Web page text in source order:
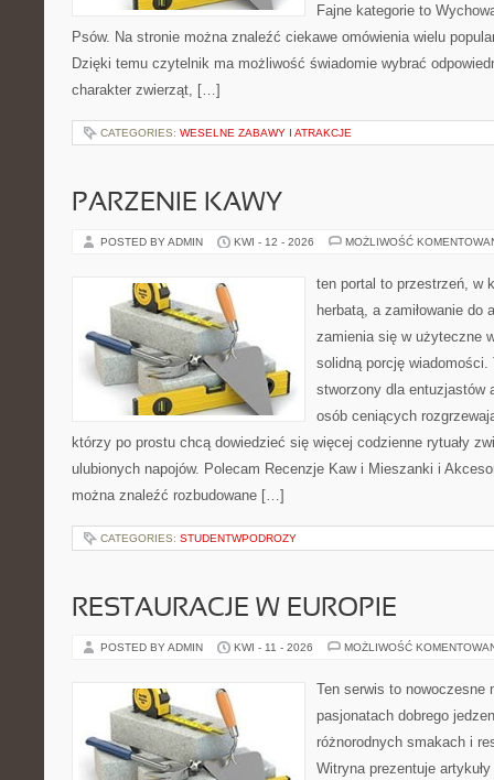
Fajne kategorie to
Psów. Na stronie można znaleźć ciekawe omówienia wielu
Dzięki temu czytelnik ma możliwość świadomie wybrać
charakter zwierząt, […]
CATEGORIES: WESELNE ZABAWY I ATRAKCJE
PARZENIE KAWY
POSTED BY ADMIN KWI - 12 - 2026 MOŻLIWOŚĆ
ten portal to przestrzeń, w
herbatą, a zamiłowanie do
zamienia się w użyteczne
solidną porcję wiadomości.
stworzony dla entuzjastów
osób ceniących
którzy po prostu chcą dowiedzieć się więcej codzienne rytuały
ulubionych napojów. Polecam Recenzje Kaw i Mieszanki i
można znaleźć rozbudowane […]
CATEGORIES: STUDENTWPODROZY
RESTAURACJE W EUROPIE
POSTED BY ADMIN KWI - 11 - 2026 MOŻLIWOŚĆ
Ten serwis to nowoczesne
pasjonatach dobrego
różnorodnych smakach i
Witryna prezentuje